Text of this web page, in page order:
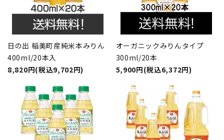
日の出 稲美町産純米本みりん
400ml/20本入
8,820円(税込9,702円)
オーガニックみりんタイプ
300ml/20本
5,900円(税込6,372円)